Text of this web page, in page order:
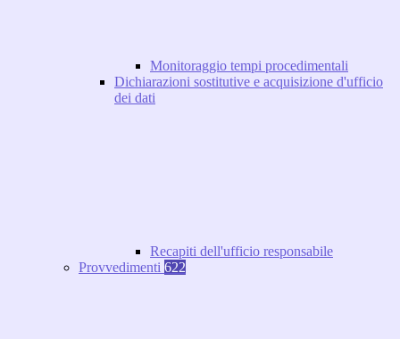
Monitoraggio tempi procedimentali
Dichiarazioni sostitutive e acquisizione d'ufficio
dei dati
Recapiti dell'ufficio responsabile
Provvedimenti 622